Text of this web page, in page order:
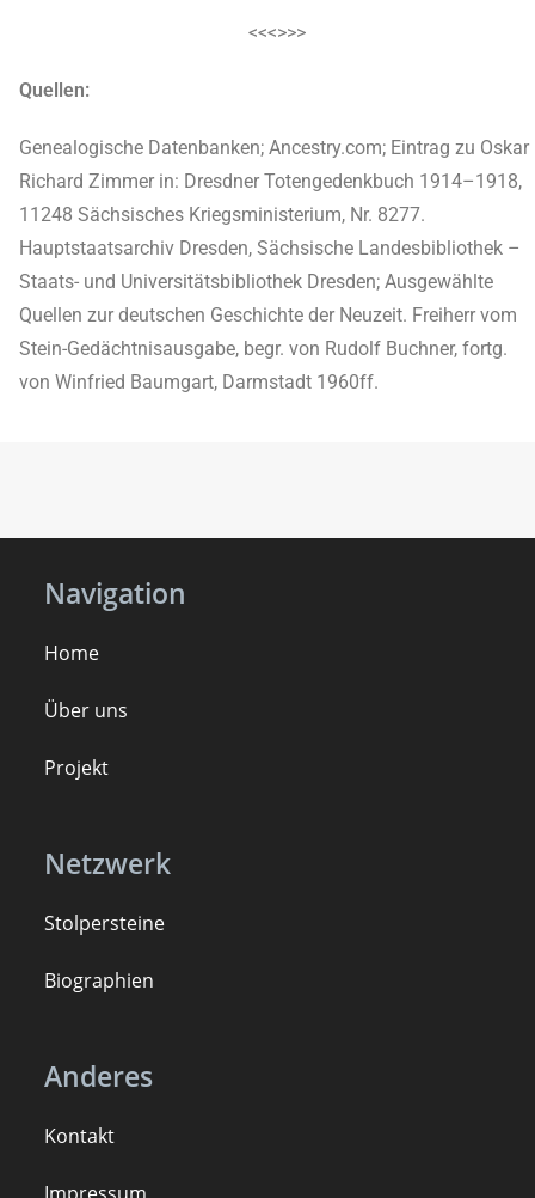
<<<>>>
Quellen:
Genealogische Datenbanken; Ancestry.com; Eintrag zu Oskar
Richard Zimmer in: Dresdner Totengedenkbuch 1914–1918,
11248 Sächsisches Kriegsministerium, Nr. 8277.
Hauptstaatsarchiv Dresden, Sächsische Landesbibliothek –
Staats- und Universitätsbibliothek Dresden; Ausgewählte
Quellen zur deutschen Geschichte der Neuzeit. Freiherr vom
Stein-Gedächtnisausgabe, begr. von Rudolf Buchner, fortg.
von Winfried Baumgart, Darmstadt 1960ff.
Navigation
Home
Über uns
Projekt
Netzwerk
Stolpersteine
Biographien
Anderes
Kontakt